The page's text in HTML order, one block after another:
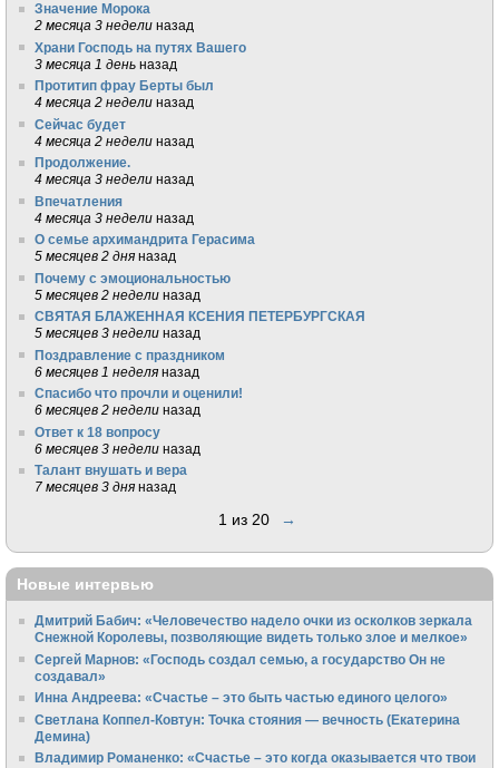
Значение Морока
2 месяца 3 недели назад
Храни Господь на путях Вашего
3 месяца 1 день назад
Протитип фрау Берты был
4 месяца 2 недели назад
Сейчас будет
4 месяца 2 недели назад
Продолжение.
4 месяца 3 недели назад
Впечатления
4 месяца 3 недели назад
О семье архимандрита Герасима
5 месяцев 2 дня назад
Почему с эмоциональностью
5 месяцев 2 недели назад
СВЯТАЯ БЛАЖЕННАЯ КСЕНИЯ ПЕТЕРБУРГСКАЯ
5 месяцев 3 недели назад
Поздравление с праздником
6 месяцев 1 неделя назад
Спасибо что прочли и оценили!
6 месяцев 2 недели назад
Ответ к 18 вопросу
6 месяцев 3 недели назад
Талант внушать и вера
7 месяцев 3 дня назад
1 из 20 →
Новые интервью
Дмитрий Бабич: «Человечество надело очки из осколков зеркала
Снежной Королевы, позволяющие видеть только злое и мелкое»
Сергей Марнов: «Господь создал семью, а государство Он не
создавал»
Инна Андреева: «Счастье – это быть частью единого целого»
Светлана Коппел-Ковтун: Точка стояния — вечность (Екатерина
Демина)
Владимир Романенко: «Счастье – это когда оказывается что твои